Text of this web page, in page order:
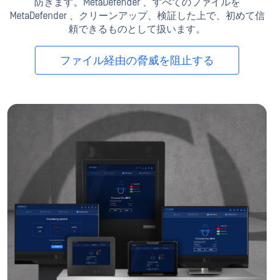
防ぎます。MetaDefender 、すべてのファイルを
MetaDefender 、クリーンアップ、検証した上で、初めて信
頼できるものとして扱います。
ファイル経由の脅威を阻止する